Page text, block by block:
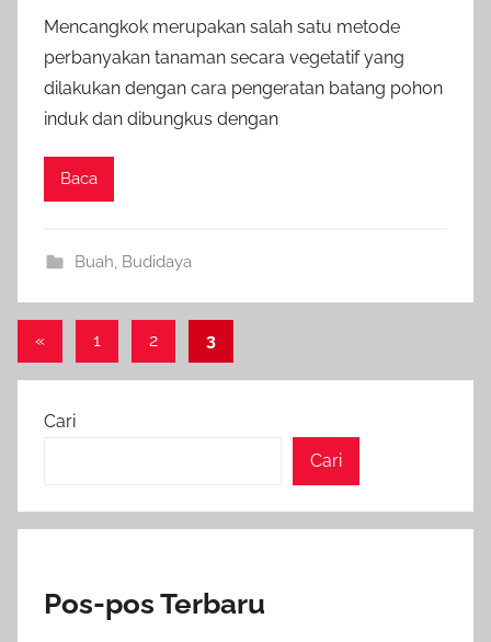
Mencangkok merupakan salah satu metode
perbanyakan tanaman secara vegetatif yang
dilakukan dengan cara pengeratan batang pohon
induk dan dibungkus dengan
Baca
Buah Budidaya
Paginasi
pos
«Previous
Posts
1 2 3
Cari
Cari
Pos-pos Terbaru